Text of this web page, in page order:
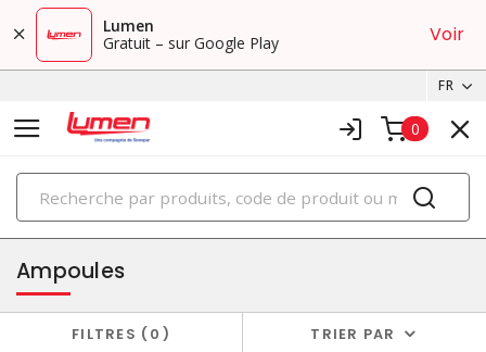
Lumen
Gratuit – sur Google Play
Voir
FR
0
PRODUITS
éclairage
Ampoules
FILTRES 0 TRIER PAR